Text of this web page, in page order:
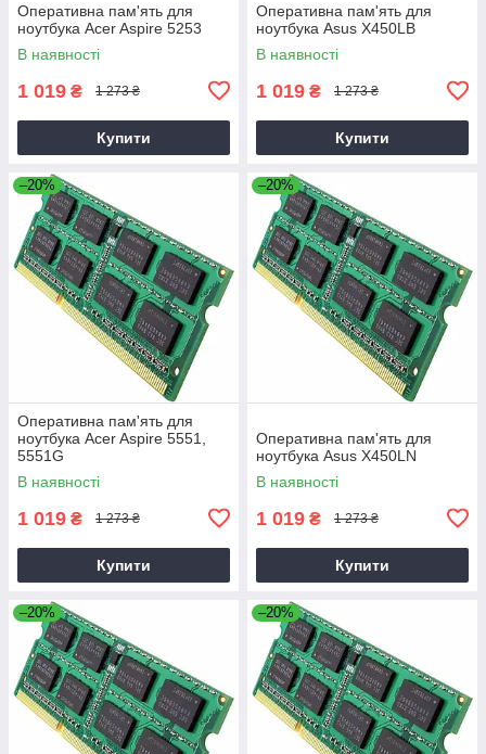
Оперативна пам'ять для
ноутбука Acer Aspire 5253
В наявності
1 019 ₴ 1 273 ₴
Купити
Оперативна пам'ять для
ноутбука Asus X450LB
В наявності
1 019 ₴ 1 273 ₴
Купити
–20%
Оперативна пам'ять для
ноутбука Acer Aspire 5551,
5551G
В наявності
1 019 ₴ 1 273 ₴
Купити
–20%
Оперативна пам'ять для
ноутбука Asus X450LN
В наявності
1 019 ₴ 1 273 ₴
Купити
–20% –20%